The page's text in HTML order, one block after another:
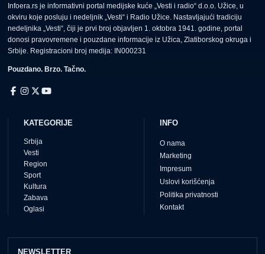
Infoera.rs je informativni portal medijske kuće „Vesti i radio“ d.o.o. Užice, u
okviru koje posluju i nedeljnik „Vesti“ i Radio Užice. Nastavljajući tradiciju
nedeljnika „Vesti“, čiji je prvi broj objavljen 1. oktobra 1941. godine, portal
donosi pravovremene i pouzdane informacije iz Užica, Zlatiborskog okruga i
Srbije. Registracioni broj medija: IN000231
Pouzdano. Brzo. Tačno.
KATEGORIJE
Srbija
Vesti
Region
Sport
Kultura
Zabava
Oglasi
INFO
O nama
Marketing
Impresum
Uslovi korišćenja
Politika privatnosti
Kontakt
NEWSLETTER